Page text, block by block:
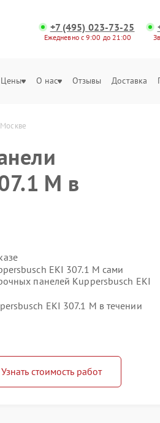
+7 (495) 023-73-25
Ежедневно с 9:00 до 21:00
Цены О нас Отзывы Доставка
M в
EKI 307.1 M сами
панелей Kuppersbusch EKI
EKI 307.1 M в течении
Узнать стоимость работ